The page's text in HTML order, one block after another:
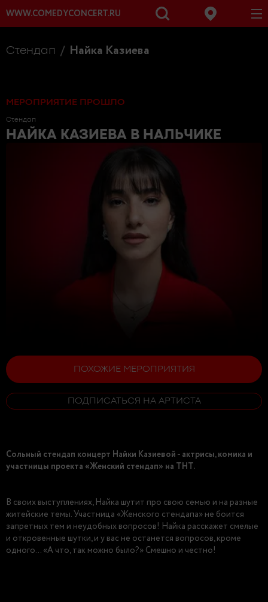
WWW.COMEDYCONCERT.RU
Стендап Найка Казиева
МЕРОПРИЯТИЕ ПРОШЛО
Стендап
НАЙКА КАЗИЕВА В НАЛЬЧИКЕ
ПОХОЖИЕ МЕРОПРИЯТИЯ
ПОДПИСАТЬСЯ НА АРТИСТА
Сольный стендап концерт Найки Казиевой - актрисы, комика и
участницы проекта «Женский стендап» на ТНТ.
В своих выступлениях, Найка шутит про свою семью и на разные
житейские темы. Участница «Женского стендапа» не боится
запретных тем и неудобных вопросов! Найка расскажет смелые
и откровенные шутки, и у вас не останется вопросов, кроме
одного... «А что, так можно было?» Смешно и честно!